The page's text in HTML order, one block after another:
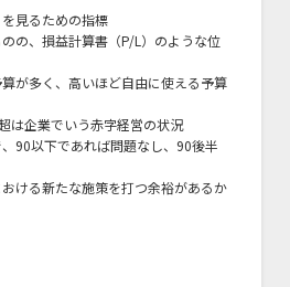
見るための指標
の、損益計算書（P/L）のような位
が多く、高いほど自由に使える予算
は企業でいう赤字経営の状況
90以下であれば問題なし、90後半
ける新たな施策を打つ余裕があるか